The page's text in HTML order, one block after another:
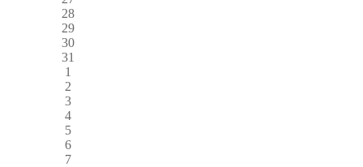
28
29
30
31
1
2
3
4
5
6
7